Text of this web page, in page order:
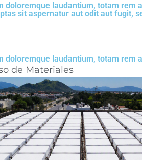
laudantium, totam
sit aspernatur aut odit aut fugit,
laudantium, totam rem
de Materiales